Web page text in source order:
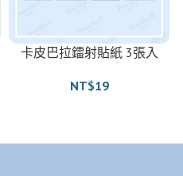
卡皮巴拉鐳射貼紙 3張入
NT$19